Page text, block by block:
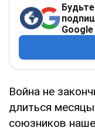
Google
Война не
длиться
союзников